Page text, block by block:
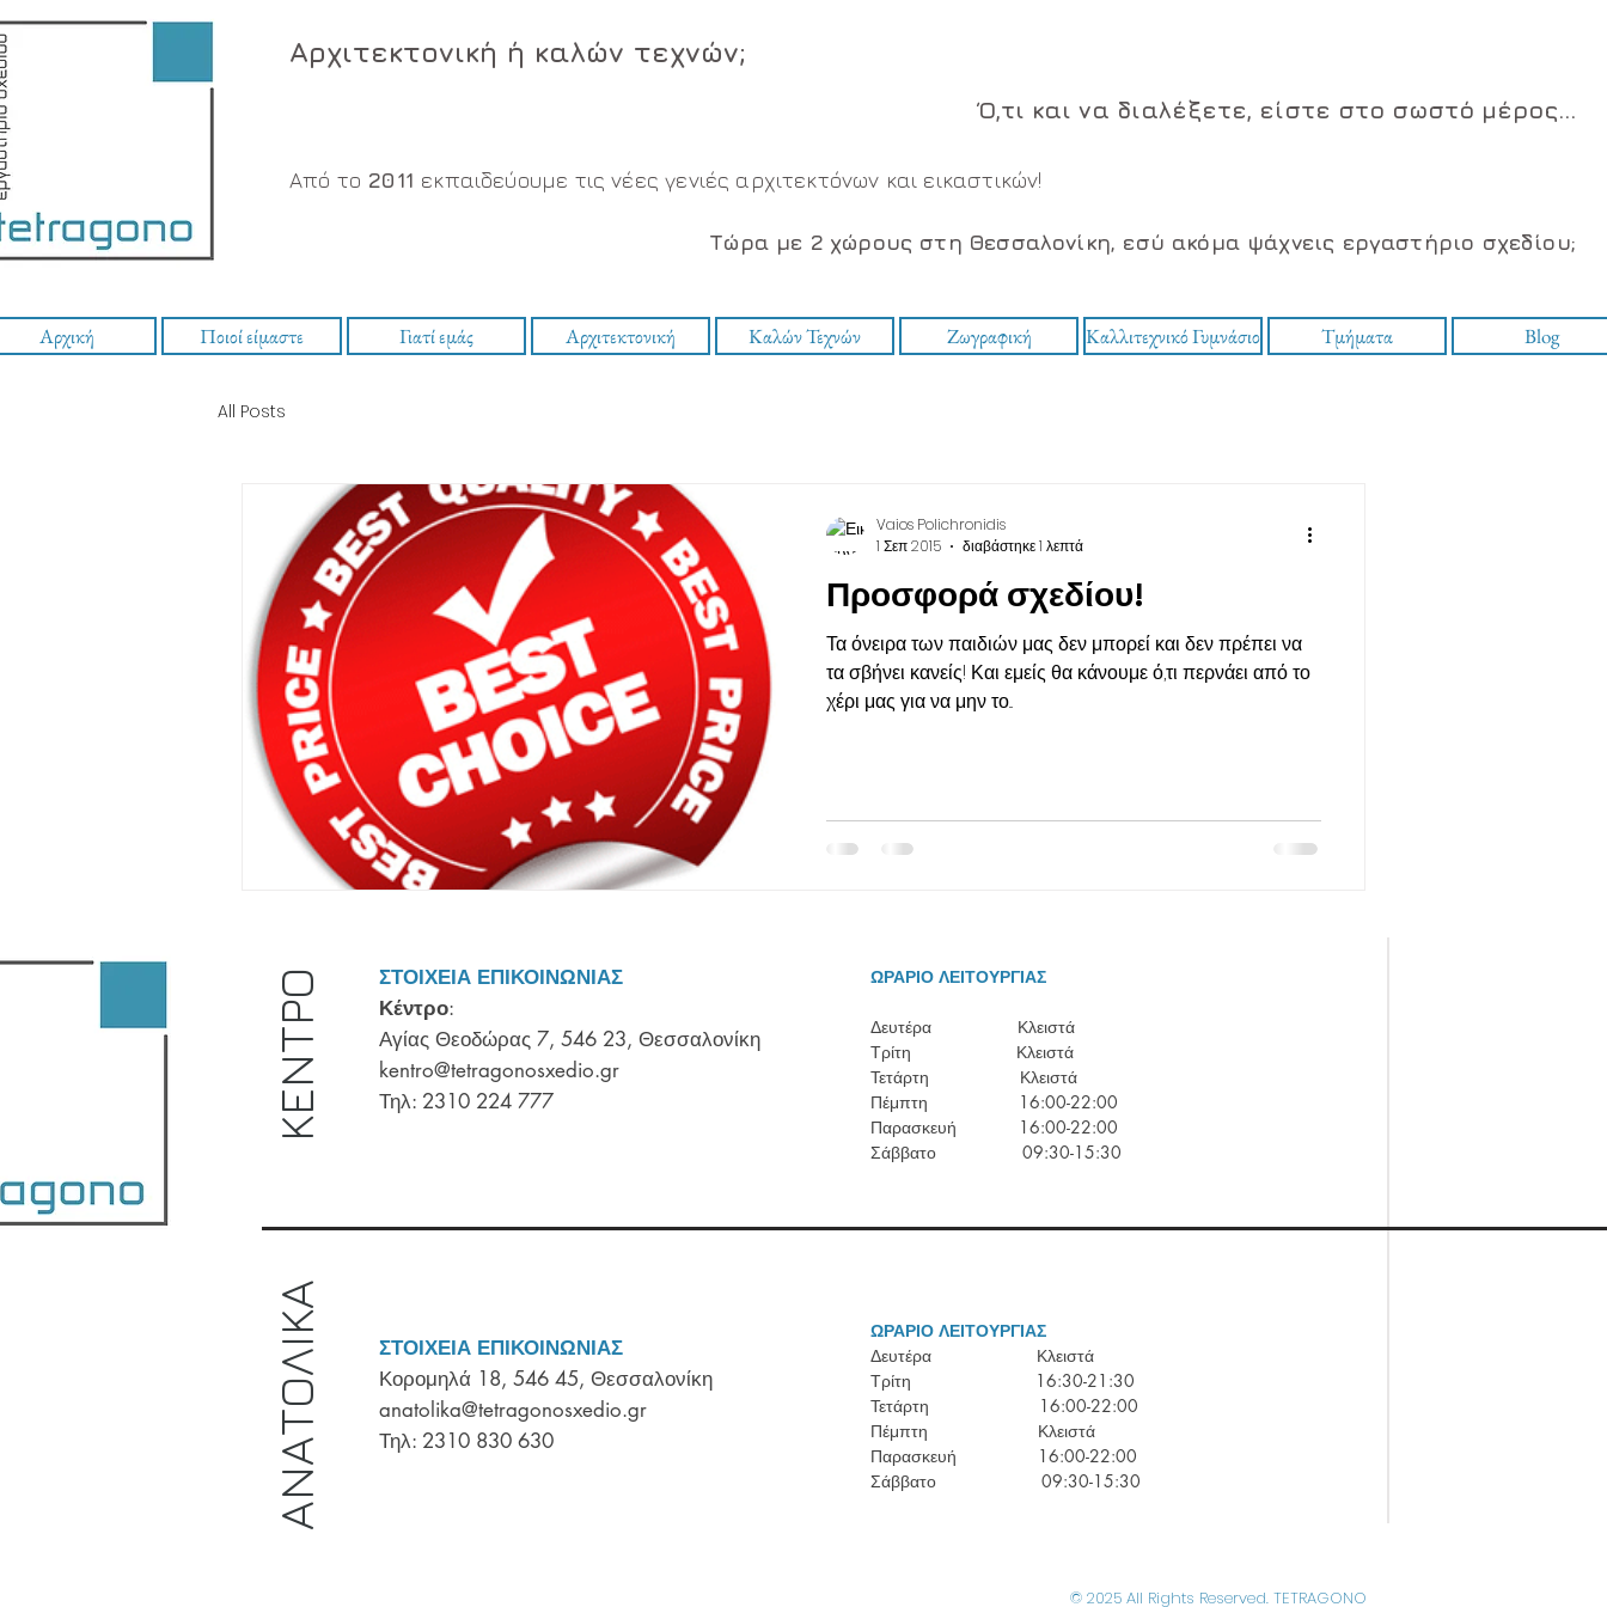
Αρχιτεκτονική ή καλών τεχνών;
Ό,τι και να διαλέξετε, είστε στο σωστό μέρος...
Από το 2011 εκπαιδεύουμε τις νέες γενιές αρχιτεκτόνων και εικαστικών!
Τώρα με 2 χώρους στη Θεσσαλονίκη, εσύ ακόμα ψάχνεις εργαστήριο σχεδίου;
Αρχική Ποιοί είμαστε Γιατί εμάς Αρχιτεκτονική Καλών Τεχνών Ζωγραφική Καλλιτεχνικό Γυμνάσιο Τμήματα Blog
All Posts
Προσφορά σχεδίου!
Τα όνειρα των παιδιών μας δεν μπορεί και δεν πρέπει να
τα σβήνει κανείς! Και εμείς θα κάνουμε ό,τι περνάει από το
χέρι μας για να μην το...
Vaios Polichronidis
1 Σεπ 2015
διαβάστηκε 1 λεπτά
ΣΤΟΙΧΕΙΑ ΕΠΙΚΟΙΝΩΝΙΑΣ
Κέντρο:
Αγίας Θεοδώρας 7, 546 23, Θεσσαλονίκη
kentro@tetragonosxedio.gr
Τηλ: 2310 224 777
ΚΕΝΤΡΟ
ΑΝΑΤΟΛΙΚΑ
ΣΤΟΙΧΕΙΑ ΕΠΙΚΟΙΝΩΝΙΑΣ
Κορομηλά 18, 546 45, Θεσσαλονίκη
anatolika@tetragonosxedio.gr
Τηλ: 2310 830 630
ΩΡΑΡΙΟ ΛΕΙΤΟΥΡΓΙΑΣ
Δευτέρα Κλειστά
Τρίτη Κλειστά
Τετάρτη Κλειστά
Πέμπτη 16:00-22:00
Παρασκευή 16:00-22:00
Σάββατο 09:30-15:30
ΩΡΑΡΙΟ ΛΕΙΤΟΥΡΓΙΑΣ
Δευτέρα Κλειστά
Τρίτη 16:30-21:30
Τετάρτη 16:00-22:00
Πέμπτη Κλειστά
Παρασκευή 16:00-22:00
Σάββατο 09:30-15:30
© 2025 All Rights Reserved. TETRAGONO